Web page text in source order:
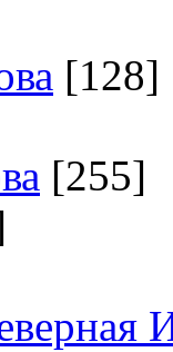
[128]
[255]